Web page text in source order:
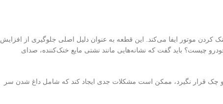
موتور ایفا می‌کند. این قطعه به عنوان دلیل اصلی جلوگیری از افزایش
چیست؟ باید گفت که نشانه‌هایی مانند نشتی مایع خنک‌کننده، صدای
چک قرار نگیرد، ممکن است مشکلات جدی ایجاد کند که شامل داغ شدن سر